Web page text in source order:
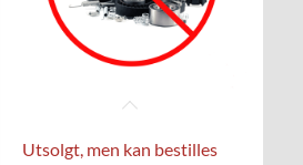
Utsolgt, men kan bestilles